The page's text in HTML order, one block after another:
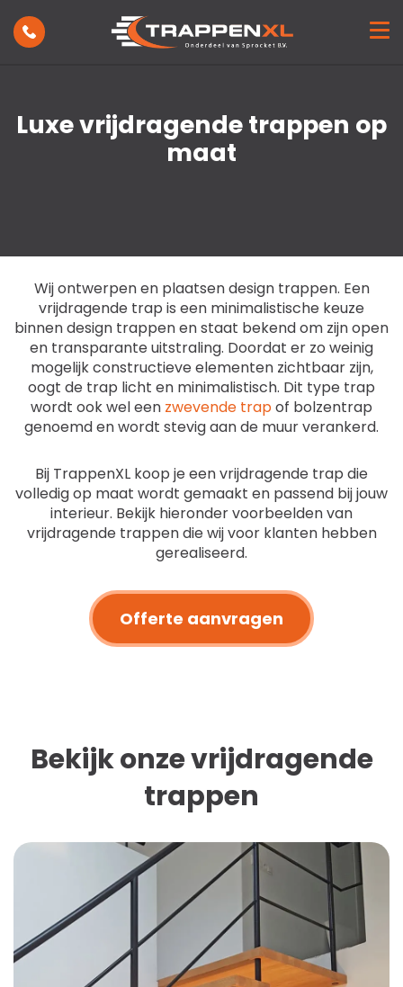
Toepassing
Projecten
Luxe vrijdragende trappen op
maat
Wij ontwerpen en plaatsen design trappen. Een
vrijdragende trap is een minimalistische keuze
binnen design trappen en staat bekend om zijn open
en transparante uitstraling. Doordat er zo weinig
mogelijk constructieve elementen zichtbaar zijn,
oogt de trap licht en minimalistisch. Dit type trap
wordt ook wel een zwevende trapof bolzentrap
genoemd en wordt stevig aan de muur verankerd.
Bij TrappenXL koop je een vrijdragende trap die
volledig op maat wordt gemaakt en passend bij jouw
interieur. Bekijk hieronder voorbeelden van
vrijdragende trappen die wij voor klanten hebben
gerealiseerd.
Offerte aanvragen
Bekijk onze vrijdragende
trappen